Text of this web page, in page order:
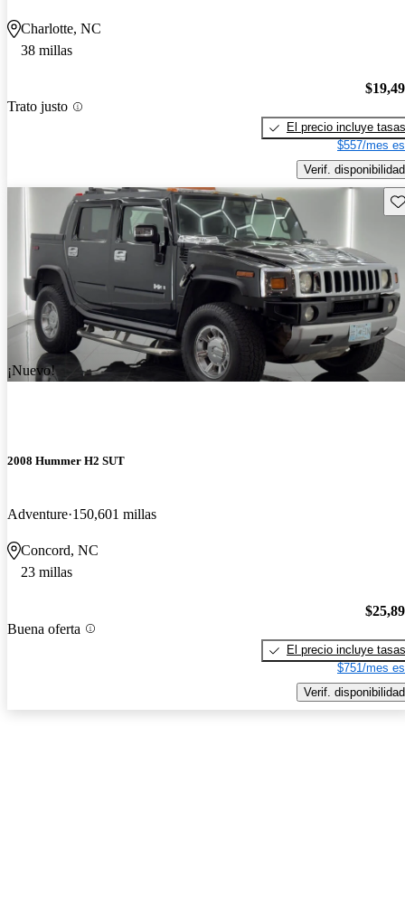
Charlotte, NC
38 millas
Trato justo
El precio incluye tasas
$557/mes
Verif. disponibilidad
¡Nuevo!
2008 Hummer H2 SUT
Adventure 150,601 millas
Concord, NC
23 millas
Buena oferta
El precio incluye tasas
$751/mes
Verif. disponibilidad